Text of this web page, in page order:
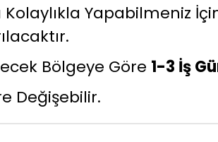
Kolaylıkla Yapabilmeniz
Bölgeye Göre 1-3 İş
Değişebilir.